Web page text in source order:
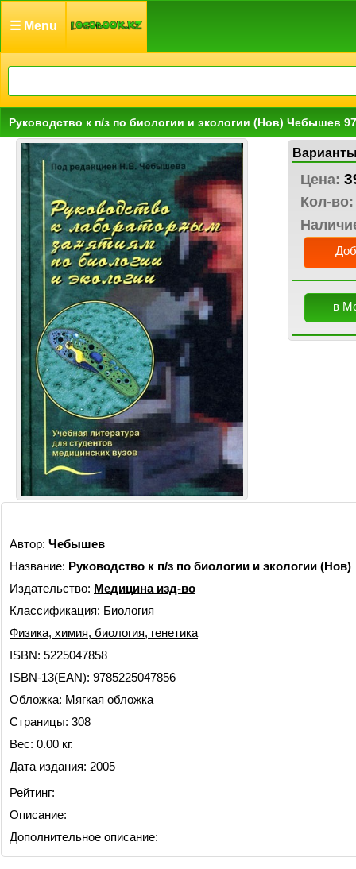
☰ Menu
Руководство к п/з по биологии и экологии (Нов) Чебышев
Цена:
Кол-во:
в
Автор: Чебышев
Название: Руководство к п/з по биологии и экологии (Нов)
Издательство: Медицина изд-во
Классификация: Биология
Физика, химия, биология, генетика
ISBN: 5225047858
ISBN-13(EAN): 9785225047856
Обложка: Мягкая обложка
Страницы: 308
Вес: 0.00 кг.
Дата издания: 2005
Рейтинг:
Описание:
Дополнительное описание: